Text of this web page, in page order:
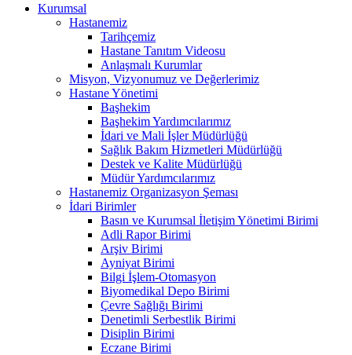
Kurumsal
Hastanemiz
Tarihçemiz
Hastane Tanıtım Videosu
Anlaşmalı Kurumlar
Misyon, Vizyonumuz ve Değerlerimiz
Hastane Yönetimi
Başhekim
Başhekim Yardımcılarımız
İdari ve Mali İşler Müdürlüğü
Sağlık Bakım Hizmetleri Müdürlüğü
Destek ve Kalite Müdürlüğü
Müdür Yardımcılarımız
Hastanemiz Organizasyon Şeması
İdari Birimler
Basın ve Kurumsal İletişim Yönetimi Birimi
Adli Rapor Birimi
Arşiv Birimi
Ayniyat Birimi
Bilgi İşlem-Otomasyon
Biyomedikal Depo Birimi
Çevre Sağlığı Birimi
Denetimli Serbestlik Birimi
Disiplin Birimi
Eczane Birimi